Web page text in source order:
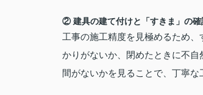
② 建具の建て付けと「すきま」の確
工事の施工精度を見極めるため
かりがないか、閉めたときに不
間がないかを見ることで、丁寧な